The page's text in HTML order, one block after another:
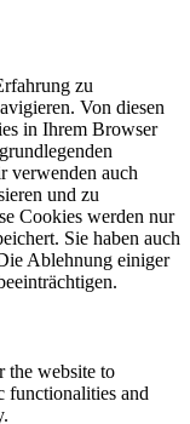
zu
Von diesen
in Ihrem Browser
verwenden auch
und zu
Cookies werden nur
Sie haben auch
Ablehnung einiger
the website to
functionalities and